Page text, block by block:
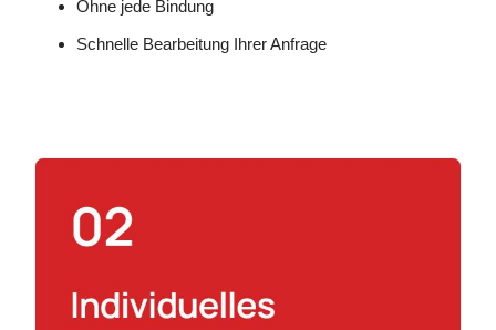
Ohne jede Bindung
Schnelle Bearbeitung Ihrer Anfrage